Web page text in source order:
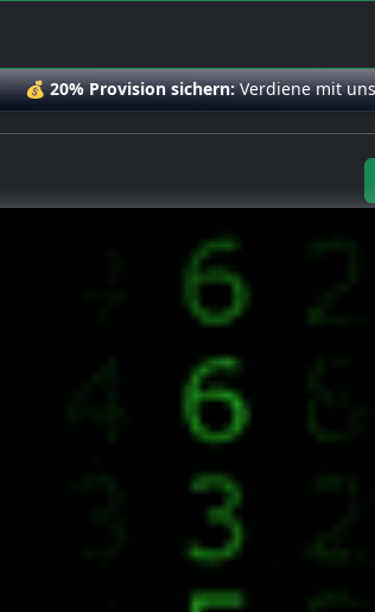
💰20% Provision sichern:Verdiene mit